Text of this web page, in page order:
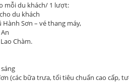
mỗi du khách/ 1 lượt:
du khách
Sơn – vé thang máy,
Chàm.
(các bữa trưa, tối tiêu chuẩn cao cấp,